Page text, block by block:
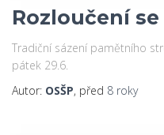
Rozloučení
Tradiční sázení pamětního
pátek 29.6.
Autor: OSŠP, před 8 roky